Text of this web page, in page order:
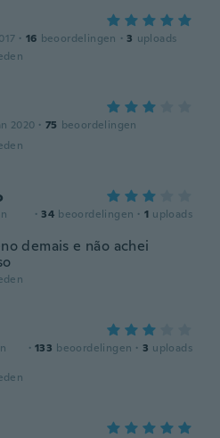
· 16 beoordelingen · 3 uploads
2020 · 75 beoordelingen
· 34 beoordelingen · 1 uploads
demais e não achei
· 133 beoordelingen · 3 uploads